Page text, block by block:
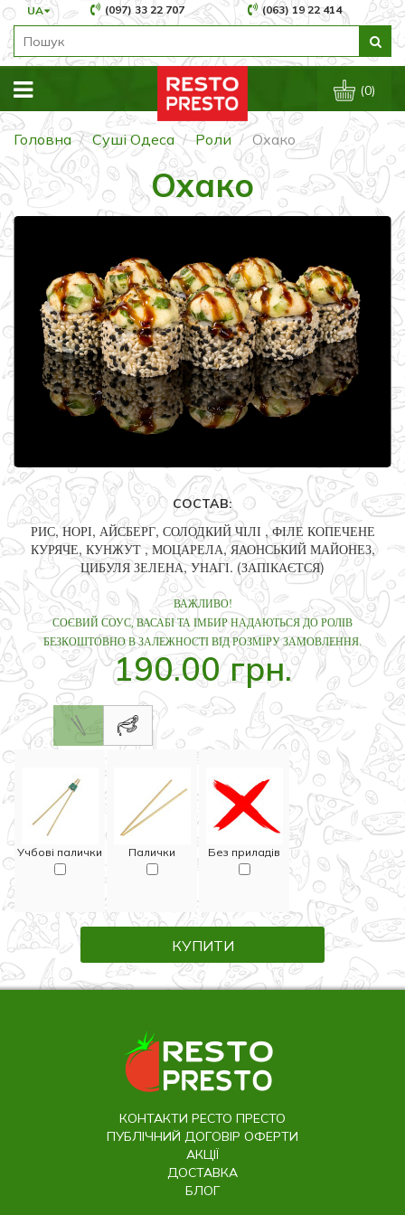
UA (097) 33 22 707 (063) 19 22 414
(0)
Головна Суші Одеса Роли Охако
Охако
СОСТАВ:
РИС, НОРІ, АЙСБЕРГ, СОЛОДКИЙ ЧІЛІ , ФІЛЕ КОПЕЧЕНЕ
КУРЯЧЕ, КУНЖУТ , МОЦАРЕЛА, ЯАОНСЬКИЙ МАЙОНЕЗ,
ЦИБУЛЯ ЗЕЛЕНА, УНАГІ. (ЗАПІКАЄТСЯ)
ВАЖЛИВО!
СОЄВИЙ СОУС, ВАСАБІ ТА ІМБИР НАДАЮТЬСЯ ДО РОЛІВ
БЕЗКОШТОВНО В ЗАЛЕЖНОСТІ ВІД РОЗМІРУ ЗАМОВЛЕННЯ.
190.00 грн.
Учбові палички Палички Без приладів
КУПИТИ
КОНТАКТИ РЕСТО ПРЕСТО
ПУБЛІЧНИЙ ДОГОВІР ОФЕРТИ
АКЦІЇ
ДОСТАВКА
БЛОГ